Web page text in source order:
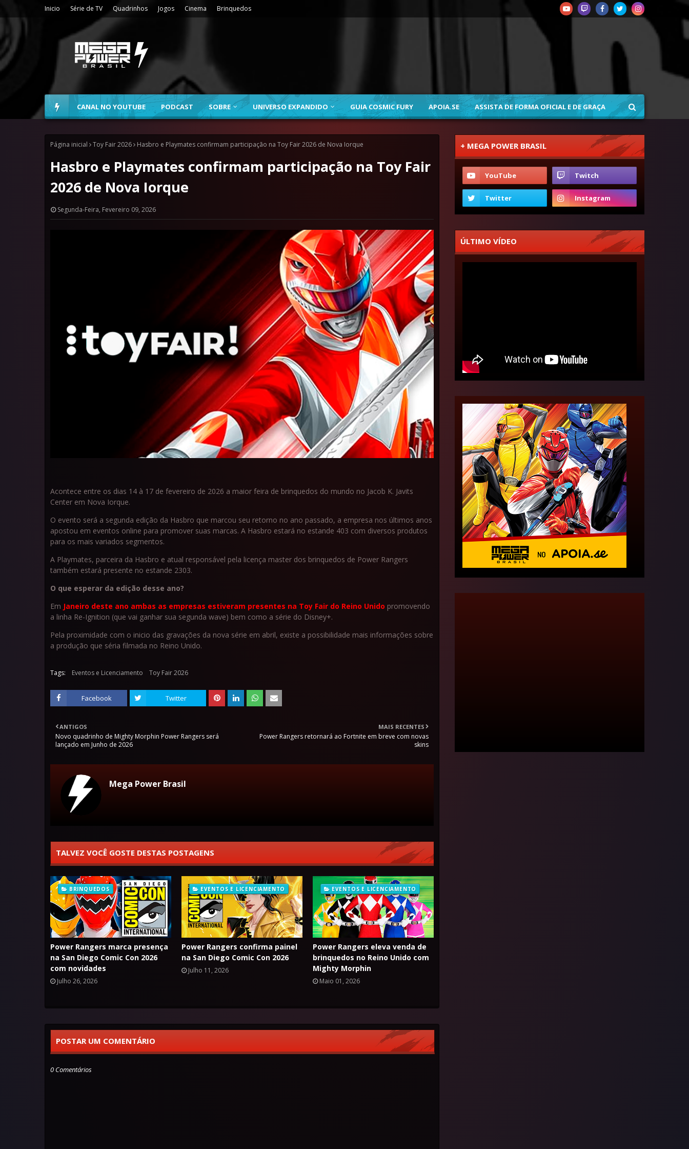
Inicio Série de TV Quadrinhos Jogos Cinema Brinquedos
CANAL NO YOUTUBE PODCAST SOBRE UNIVERSO EXPANDIDO GUIA COSMIC FURY APOIA.SE ASSISTA DE FORMA OFICIAL E DE GRAÇA
Página inicial Toy Fair 2026 Hasbro e Playmates confirmam participação na Toy Fair 2026 de Nova Iorque
Hasbro e Playmates confirmam participação na Toy Fair
2026 de Nova Iorque
Segunda-Feira, Fevereiro 09, 2026
Acontece entre os dias 14 à 17 de fevereiro de 2026 a maior feira de brinquedos do mundo no Jacob K. Javits
Center em Nova Iorque.
O evento será a segunda edição da Hasbro que marcou seu retorno no ano passado, a empresa nos últimos anos
apostou em eventos online para promover suas marcas. A Hasbro estará no estande 403 com diversos produtos
para os mais variados segmentos.
A Playmates, parceira da Hasbro e atual responsável pela licença master dos brinquedos de Power Rangers
também estará presente no estande 2303.
O que esperar da edição desse ano?
Em Janeiro deste ano ambas as empresas estiveram presentes na Toy Fair do Reino Unido promovendo
a linha Re-Ignition (que vai ganhar sua segunda wave) bem como a série do Disney+.
Pela proximidade com o inicio das gravações da nova série em abril, existe a possibilidade mais informações sobre
a produção que séria filmada no Reino Unido.
Tags: Eventos e Licenciamento Toy Fair 2026
Facebook Twitter
MAIS RECENTES
Power Rangers retornará ao Fortnite em breve com novas
skins
ANTIGOS
Novo quadrinho de Mighty Morphin Power Rangers será
lançado em Junho de 2026
Mega Power Brasil
TALVEZ VOCÊ GOSTE DESTAS POSTAGENS
BRINQUEDOS
Power Rangers marca presença
na San Diego Comic Con 2026
com novidades
Julho 26, 2026
EVENTOS E LICENCIAMENTO
Power Rangers confirma painel
na San Diego Comic Con 2026
Julho 11, 2026
EVENTOS E LICENCIAMENTO
Power Rangers eleva venda de
brinquedos no Reino Unido com
Mighty Morphin
Maio 01, 2026
POSTAR UM COMENTÁRIO
0 Comentários
+ MEGA POWER BRASIL
ÚLTIMO VÍDEO